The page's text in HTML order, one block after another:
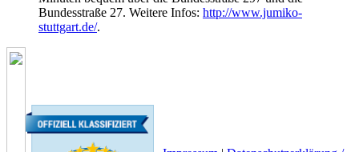
Bundesstraße 27. Weitere Infos: http://www.jumiko-
stuttgart.de/.